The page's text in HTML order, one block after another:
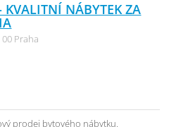
KVALITNÍ NÁBYTEK ZA
Praha
prodej bytového nábytku.